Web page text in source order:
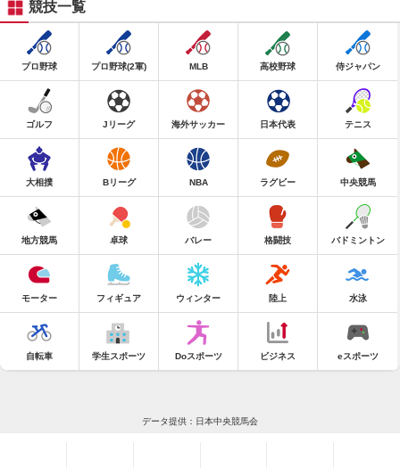
競技一覧
プロ野球 プロ野球(2軍) MLB 高校野球 侍ジャパン
ゴルフ Jリーグ 海外サッカー 日本代表 テニス
大相撲 Bリーグ NBA ラグビー 中央競馬
地方競馬 卓球 バレー 格闘技 バドミントン
モーター フィギュア ウィンター 陸上 水泳
自転車 学生スポーツ Doスポーツ ビジネス eスポーツ
データ提供：日本中央競馬会